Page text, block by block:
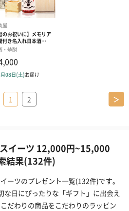
1 2 ＞
スイーツ 12,000円~15,000
結果(132件)
ーツのプレゼント一覧(132件)です。
な日にぴったりな「ギフト」に出会え
だわりの商品をこだわりのラッピン